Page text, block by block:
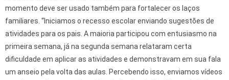
momento deve ser usado também para fortalecer os laços
familiares. “Iniciamos o recesso escolar enviando sugestões de
atividades para os pais. A maioria participou com entusiasmo na
primeira semana, já na segunda semana relataram certa
dificuldade em aplicar as atividades e demonstravam em sua fala
um anseio pela volta das aulas. Percebendo isso, enviamos vídeos